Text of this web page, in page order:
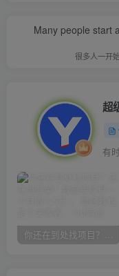
Many people start
很多人一开
超
有
你还在到处找项目？还在当韭菜？我靠卖项目一个月收入5万+，曾经我也是个失败者。